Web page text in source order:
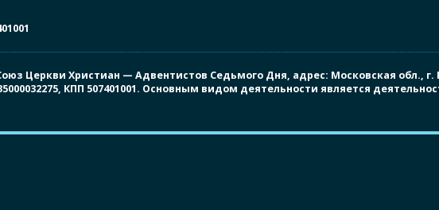
Церкви Христиан — Адвентистов Седьмого Дня, адрес: Московская обл., г.
КПП 507401001. Основным видом деятельности является